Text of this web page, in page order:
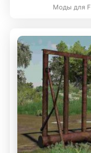
Моды для